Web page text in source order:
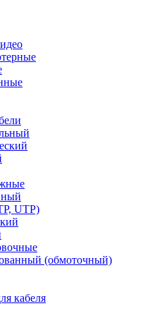
UTP)
(обмоточный)
кабеля